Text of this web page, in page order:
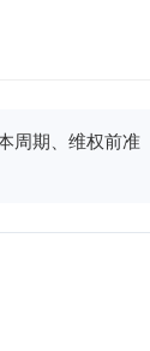
周期、维权前准